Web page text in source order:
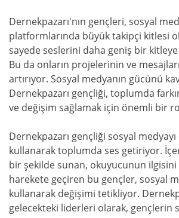
Dernekpazarı'nın gençleri, sosyal
platformlarında büyük takipçi kitlesi
sayede seslerini daha geniş bir
Bu da onların projelerinin ve
artırıyor. Sosyal medyanın gücünü
Dernekpazarı gençliği, toplumda
ve değişim sağlamak için önemli bir
Dernekpazarı gençliği sosyal
kullanarak toplumda ses getiriyor.
bir şekilde sunan, okuyucunun ilgisini
harekete geçiren bu gençler, sosyal
kullanarak değişimi tetikliyor.
gelecekteki liderleri olarak, gençlerin